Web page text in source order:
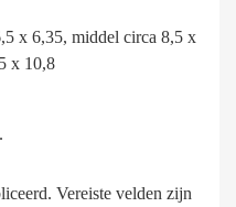
x 6,35, middel circa 8,5 x
x 10,8
Vereiste velden zijn